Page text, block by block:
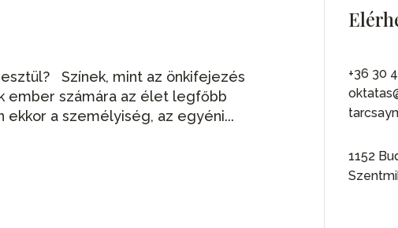
Színek, mint az önkifejezés
ember számára az élet legfőbb
a személyiség, az egyéni...
+36 30
1152